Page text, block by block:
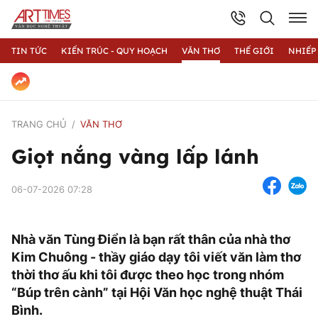
TIN TỨC KIẾN TRÚC - QUY HOẠCH VĂN THƠ THẾ GIỚI
TRANG CHỦ VĂN THƠ
Giọt nắng vàng lấp lánh
06-07-2026 07:28
Nhà văn Tùng Điển là bạn rất thân của nhà thơ
Kim Chuông - thầy giáo dạy tôi viết văn làm thơ
thời thơ ấu khi tôi được theo học trong nhóm
“Búp trên cành” tại Hội Văn học nghệ thuật Thái
Bình.